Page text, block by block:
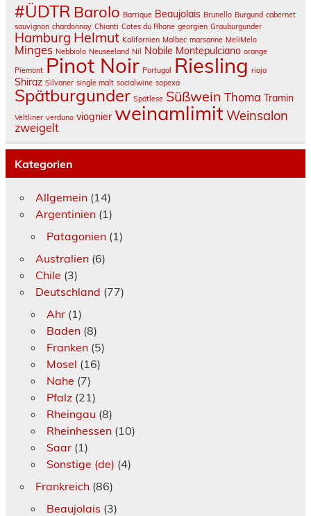
#ÜDTR Barolo Barrique Beaujolais Brunello Burgund cabernet
sauvignon chardonnay Chianti Cotes du Rhone georgien Grauburgunder
Hamburg Helmut Kalifornien Malbec marsanne MeliMelo
Minges Nebbiolo Neuseeland Nil Nobile Montepulciano orange
Piemont Pinot Noir Portugal Riesling rioja
Shiraz Silvaner single malt socialwine sopexa
Spätburgunder Spätlese Süßwein Thoma Tramin
Veltliner verduno viognier weinamlimit Weinsalon
zweigelt
Kategorien
Allgemein(14)
Argentinien(1)
Patagonien(1)
Australien(6)
Chile (3)
Deutschland (77)
Ahr(1)
Baden(8)
Franken(5)
Mosel (16)
Nahe (7)
Pfalz(21)
Rheingau (8)
Rheinhessen(10)
Saar(1)
Sonstige (de) (4)
Frankreich(86)
Beaujolais (3)